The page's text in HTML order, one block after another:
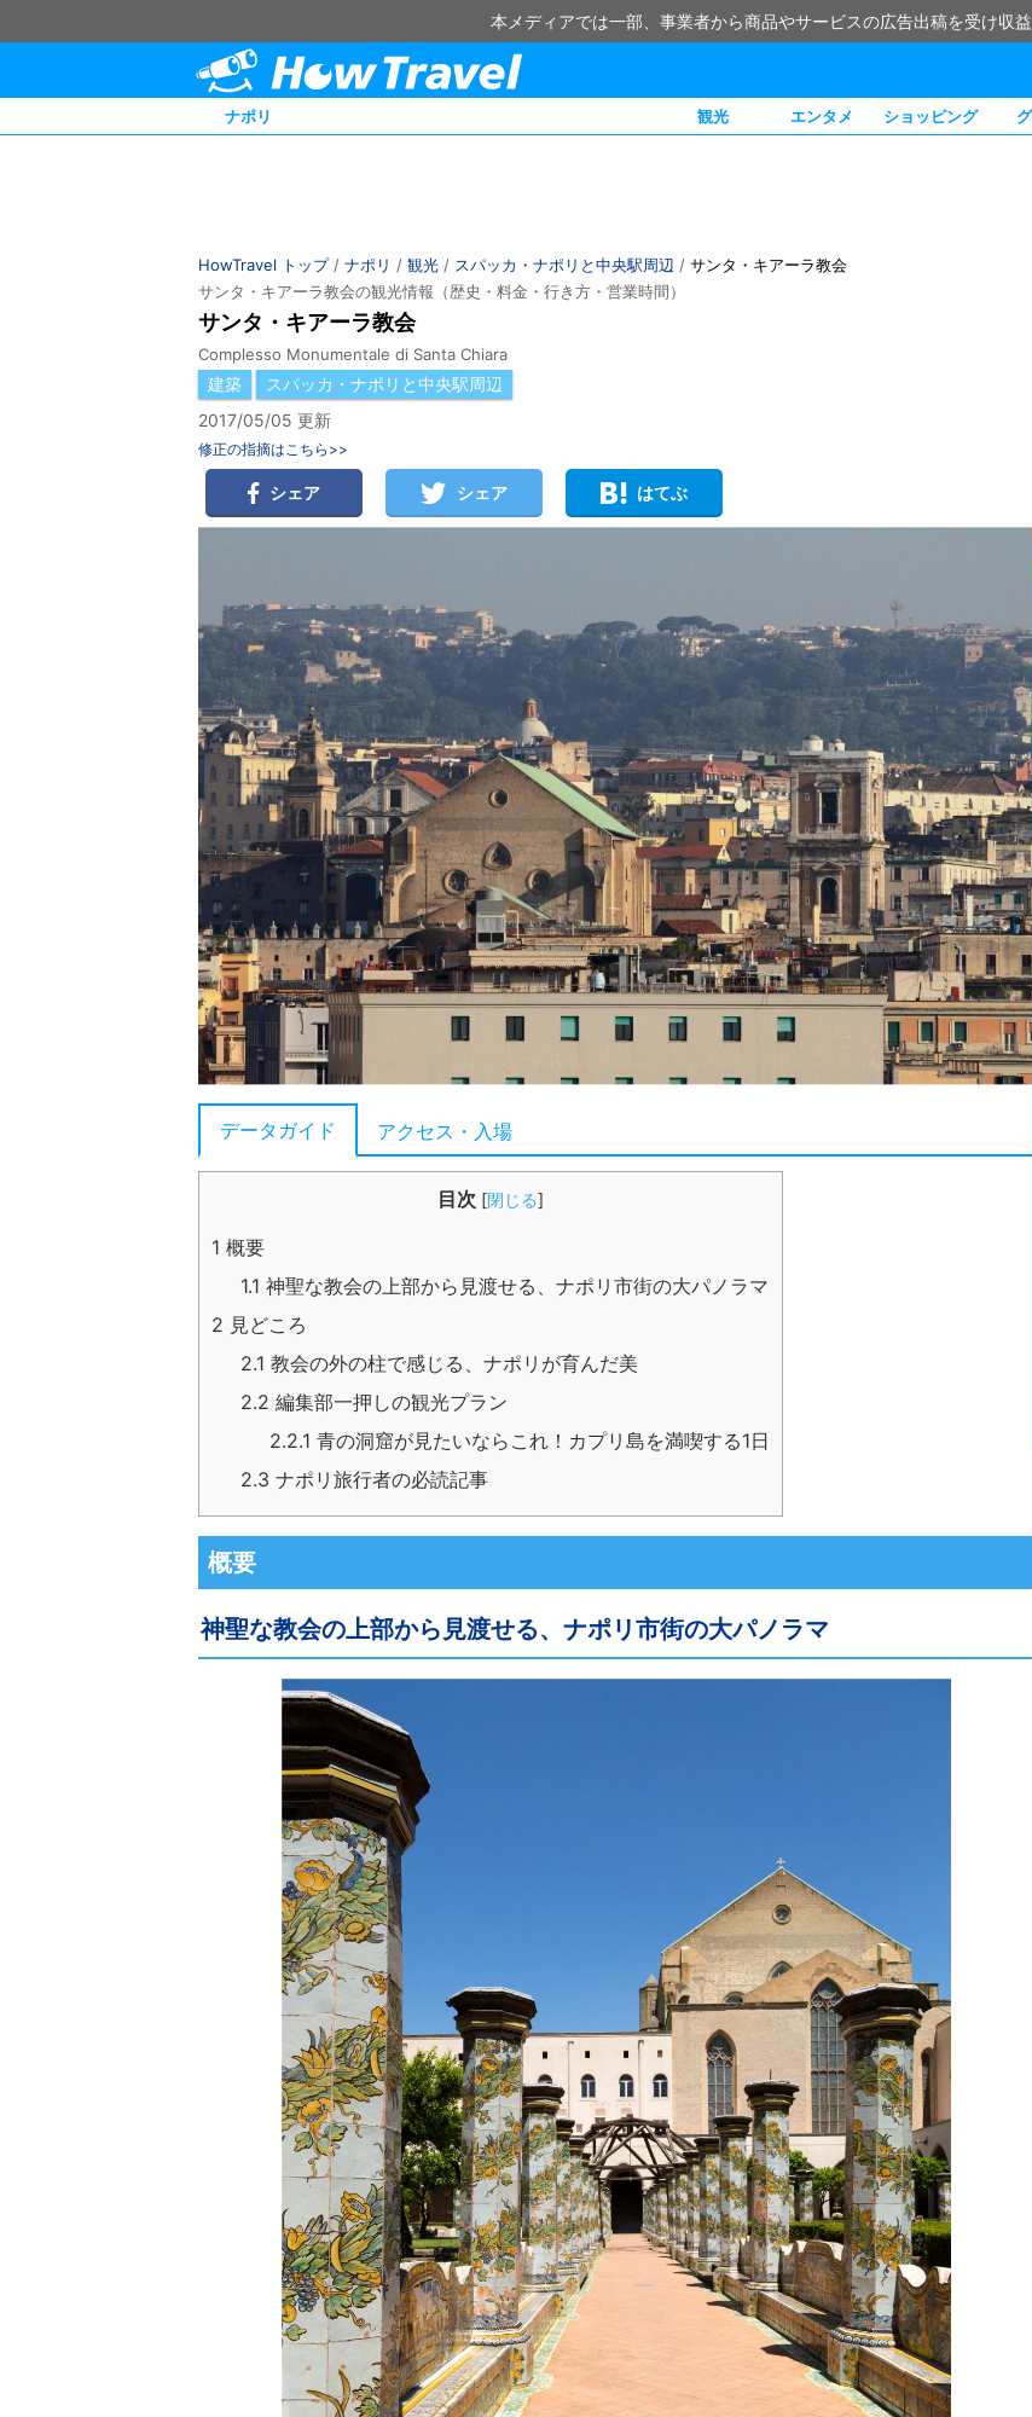
本メディアでは一部、事業者から商品やサービスの広告出稿を受け収
ナポリ 観光 エンタメ ショッピング
HowTravel トップ/ ナポリ / 観光 / スパッカ・ナポリと中央駅周辺 / サンタ・キアーラ教会
サンタ・キアーラ教会の観光情報（歴史・料金・行き方・営業時間）
サンタ・キアーラ教会
Complesso Monumentale di Santa Chiara
建築
スパッカ・ナポリと中央駅周辺
2017/05/05 更新
修正の指摘はこちら>>
シェア シェア はてぶ
データガイド アクセス・入場
目次 [閉じる]
1 概要
1.1 神聖な教会の上部から見渡せる、ナポリ市街の大パノラマ
2 見どころ
2.1 教会の外の柱で感じる、ナポリが育んだ美
2.2 編集部一押しの観光プラン
2.2.1 青の洞窟が見たいならこれ！カプリ島を満喫する1日
2.3 ナポリ旅行者の必読記事
概要
神聖な教会の上部から見渡せる、ナポリ市街の大パノラマ